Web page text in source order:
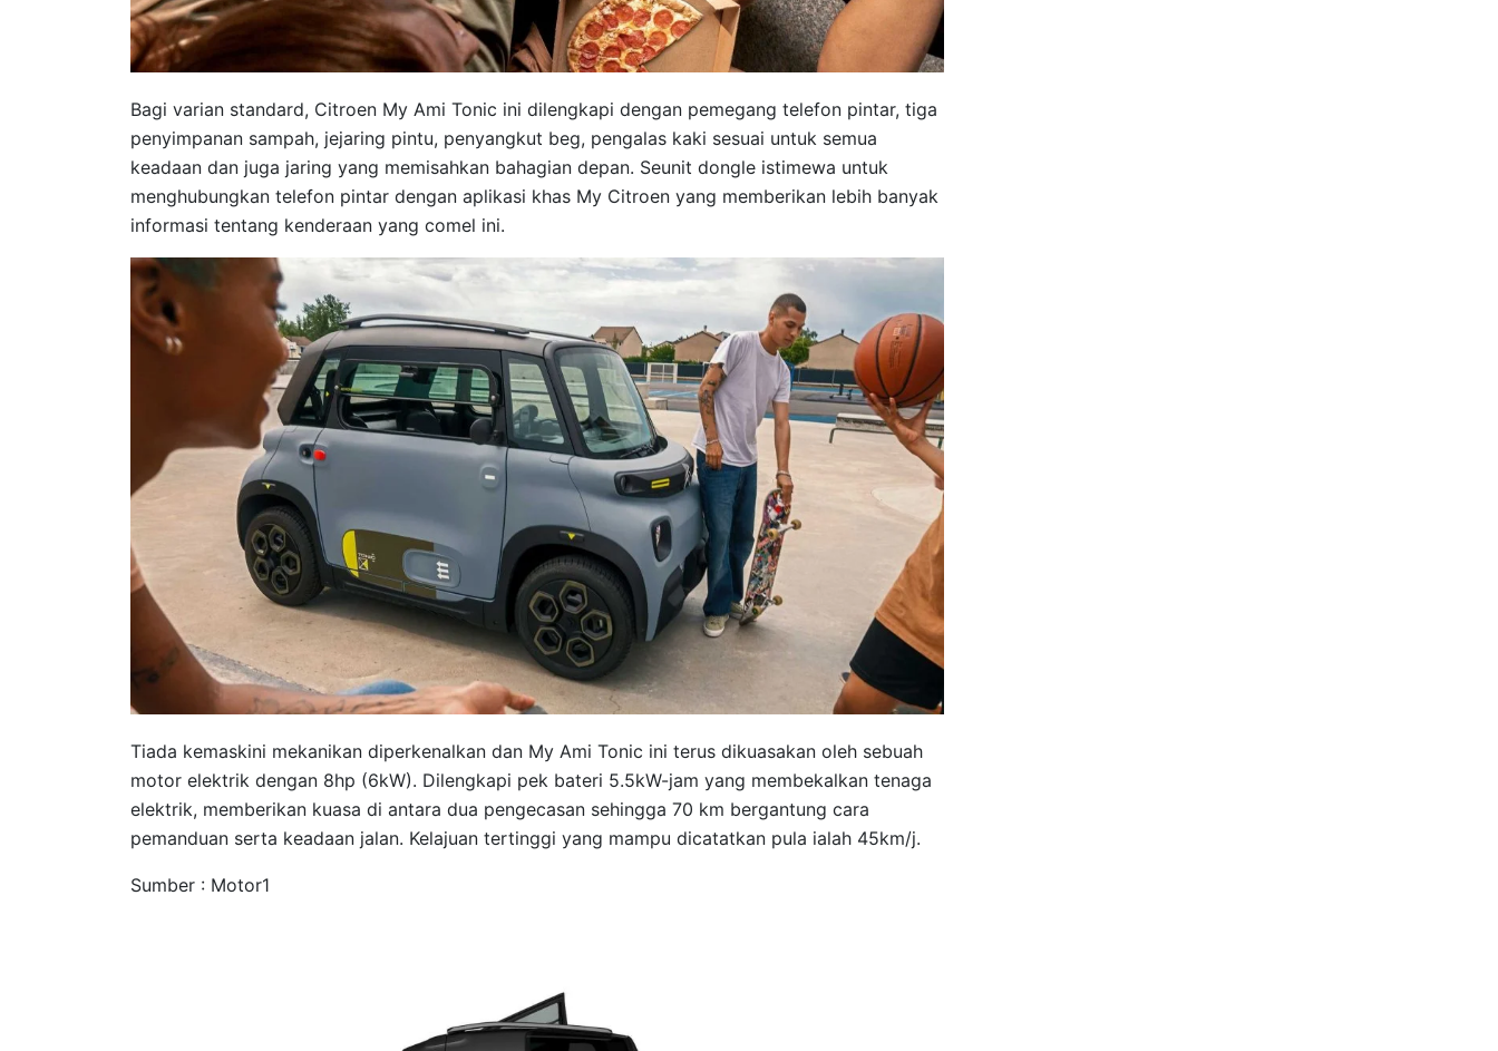
Bagi varian standard, Citroen My Ami Tonic ini dilengkapi dengan pemegang telefon pintar, tiga
penyimpanan sampah, jejaring pintu, penyangkut beg, pengalas kaki sesuai untuk semua
keadaan dan juga jaring yang memisahkan bahagian depan. Seunit dongle istimewa untuk
menghubungkan telefon pintar dengan aplikasi khas My Citroen yang memberikan lebih banyak
informasi tentang kenderaan yang comel ini.
Tiada kemaskini mekanikan diperkenalkan dan My Ami Tonic ini terus dikuasakan oleh sebuah
motor elektrik dengan 8hp (6kW). Dilengkapi pek bateri 5.5kW-jam yang membekalkan tenaga
elektrik, memberikan kuasa di antara dua pengecasan sehingga 70 km bergantung cara
pemanduan serta keadaan jalan. Kelajuan tertinggi yang mampu dicatatkan pula ialah 45km/j.
Sumber : Motor1